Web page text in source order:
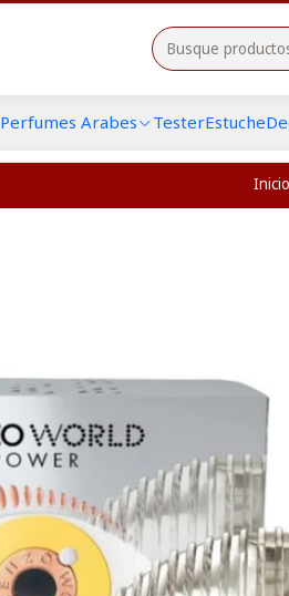
Perfumes Arabes TesterEstuche
Inicio